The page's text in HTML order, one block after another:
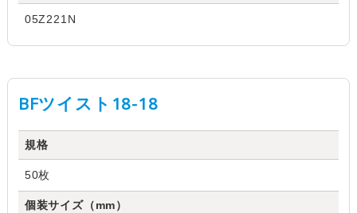
05Z221N
BFツイスト18-18
規格
50枚
個装サイズ（mm）